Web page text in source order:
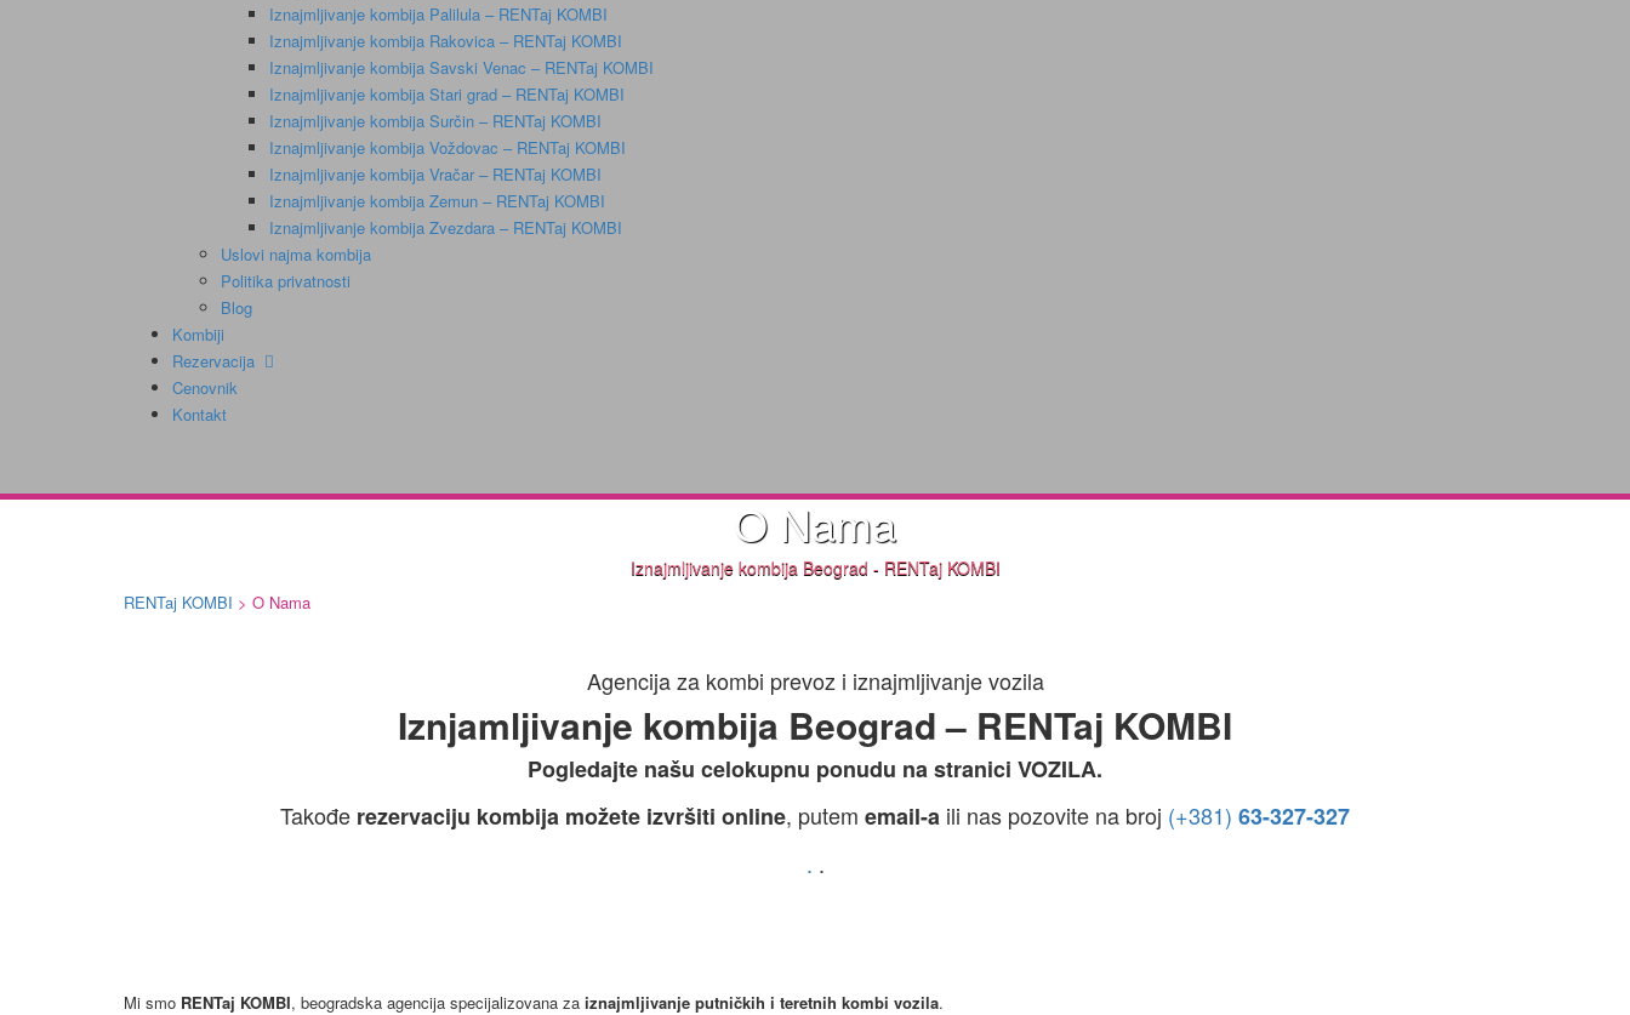
Iznajmljivanje kombija Palilula – RENTaj KOMBI
Iznajmljivanje kombija Rakovica – RENTaj KOMBI
Iznajmljivanje kombija Savski Venac – RENTaj KOMBI
Iznajmljivanje kombija Stari grad – RENTaj KOMBI
Iznajmljivanje kombija Surčin – RENTaj KOMBI
Iznajmljivanje kombija Voždovac – RENTaj KOMBI
Iznajmljivanje kombija Vračar – RENTaj KOMBI
Iznajmljivanje kombija Zemun – RENTaj KOMBI
Iznajmljivanje kombija Zvezdara – RENTaj KOMBI
Uslovi najma kombija
Politika privatnosti
Blog
Kombiji
Rezervacija
Cenovnik
Kontakt
O Nama
Iznajmljivanje kombija Beograd - RENTaj KOMBI
RENTaj KOMBI > O Nama
Agencija za kombi prevoz i iznajmljivanje vozila
Iznjamljivanje kombija Beograd – RENTaj KOMBI
Pogledajte našu celokupnu ponudu na stranici VOZILA.
Takođe rezervaciju kombija možete izvršiti online, putem email-a ili nas pozovite na broj (+381) 63-327-327
. .
Mi smo RENTaj KOMBI, beogradska agencija specijalizovana za iznajmljivanje putničkih i teretnih kombi vozila.